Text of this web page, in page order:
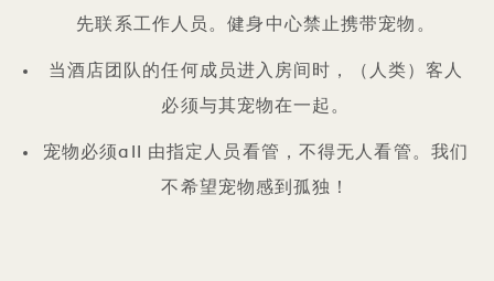
先联系工作人员。健身中心禁止携带宠物。
当酒店团队的任何成员进入房间时，（人类）客人
必须与其宠物在一起。
宠物必须all 由指定人员看管，不得无人看管。我们
不希望宠物感到孤独！